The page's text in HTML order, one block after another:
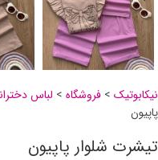
نیکابوتیک > فروشگاه > لباس
پاپیون
تیشرت شلوار پاپیون